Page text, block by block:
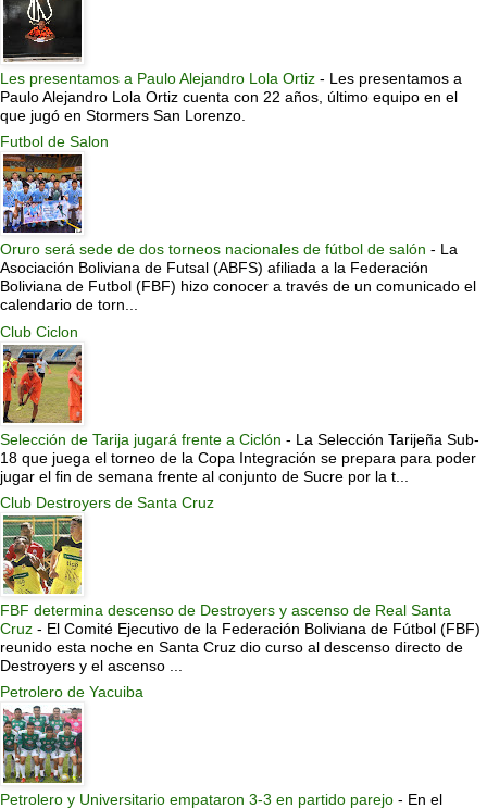
Les presentamos a Paulo Alejandro Lola Ortiz - Les presentamos a
Paulo Alejandro Lola Ortiz cuenta con 22 años, último equipo en el
que jugó en Stormers San Lorenzo.
Futbol de Salon
Oruro será sede de dos torneos nacionales de fútbol de salón - La
Asociación Boliviana de Futsal (ABFS) afiliada a la Federación
Boliviana de Futbol (FBF) hizo conocer a través de un comunicado el
calendario de torn...
Club Ciclon
Selección de Tarija jugará frente a Ciclón - La Selección Tarijeña Sub-
18 que juega el torneo de la Copa Integración se prepara para poder
jugar el fin de semana frente al conjunto de Sucre por la t...
Club Destroyers de Santa Cruz
FBF determina descenso de Destroyers y ascenso de Real Santa
Cruz - El Comité Ejecutivo de la Federación Boliviana de Fútbol (FBF)
reunido esta noche en Santa Cruz dio curso al descenso directo de
Destroyers y el ascenso ...
Petrolero de Yacuiba
Petrolero y Universitario empataron 3-3 en partido parejo - En el